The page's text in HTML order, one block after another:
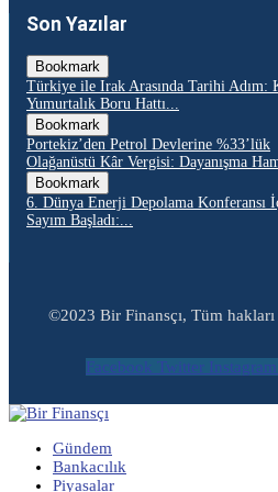
Son Yazılar
Bookmark
Türkiye ile Irak Arasında Tarihi Adım:
Yumurtalık Boru Hattı...
Bookmark
Portekiz’den Petrol Devlerine %33’lük
Olağanüstü Kâr Vergisi: Dayanışma
Bookmark
6. Dünya Enerji Depolama Konferansı
Sayım Başladı:...
©2023 Bir Finansçı, Tüm hakları
Facebook Twitter Instagram
Gündem
Bankacılık
Piyasalar